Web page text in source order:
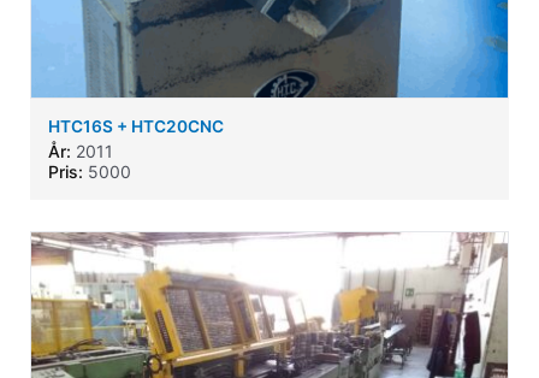
HTC16S + HTC20CNC
År: 2011
Pris: 5000